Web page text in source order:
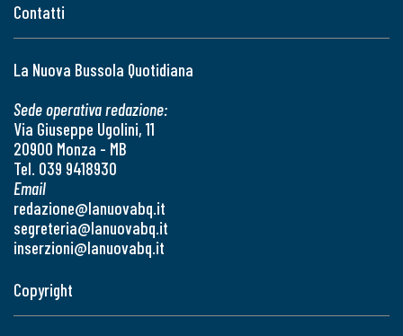
Contatti
La Nuova Bussola Quotidiana
Sede operativa redazione:
Via Giuseppe Ugolini, 11
20900 Monza - MB
Tel. 039 9418930
Email
redazione@lanuovabq.it
segreteria@lanuovabq.it
inserzioni@lanuovabq.it
Copyright